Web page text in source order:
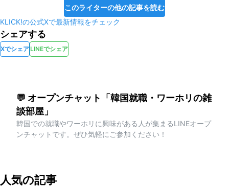
このライターの他の記事を読む
KLICK!の公式Xで最新情報をチェック
シェアする
XでシェアLINEでシェア
💬 オープンチャット「韓国就職・ワーホリの雑
談部屋」
韓国での就職やワーホリに興味がある人が集まるLINEオープ
ンチャットです。ぜひ気軽にご参加ください！
人気の記事